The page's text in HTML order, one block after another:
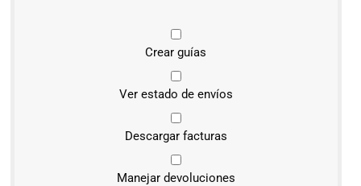
Crear guías
Ver estado de envíos
Descargar facturas
Manejar devoluciones